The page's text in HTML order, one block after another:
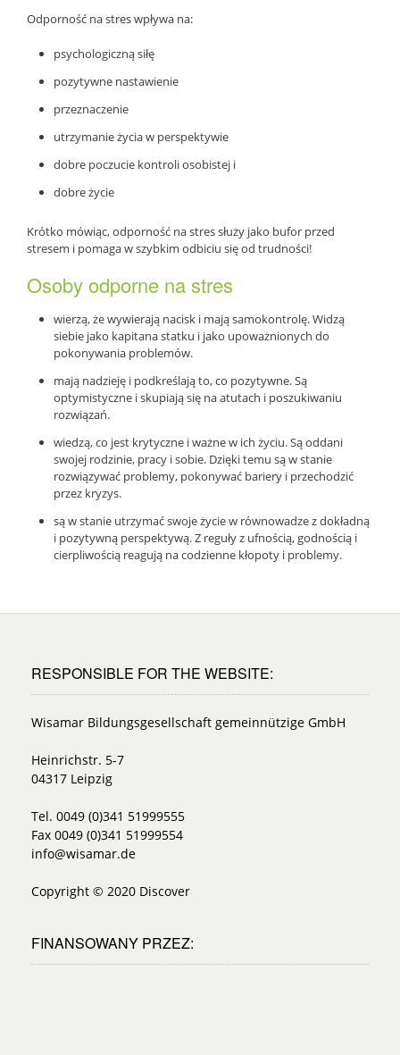
Odporność na stres wpływa na:
psychologiczną siłę
pozytywne nastawienie
przeznaczenie
utrzymanie życia w perspektywie
dobre poczucie kontroli osobistej i
dobre życie
Krótko mówiąc, odporność na stres służy jako bufor przed
stresem i pomaga w szybkim odbiciu się od trudności!
Osoby odporne na stres
wierzą, że wywierają nacisk i mają samokontrolę. Widzą
siebie jako kapitana statku i jako upoważnionych do
pokonywania problemów.
mają nadzieję i podkreślają to, co pozytywne. Są
optymistyczne i skupiają się na atutach i poszukiwaniu
rozwiązań.
wiedzą, co jest krytyczne i ważne w ich życiu. Są oddani
swojej rodzinie, pracy i sobie. Dzięki temu są w stanie
rozwiązywać problemy, pokonywać bariery i przechodzić
przez kryzys.
są w stanie utrzymać swoje życie w równowadze z dokładną
i pozytywną perspektywą. Z reguły z ufnością, godnością i
cierpliwością reagują na codzienne kłopoty i problemy.
RESPONSIBLE FOR THE WEBSITE:
Wisamar Bildungsgesellschaft gemeinnützige GmbH
Heinrichstr. 5-7
04317 Leipzig
Tel. 0049 (0)341 51999555
Fax 0049 (0)341 51999554
info@wisamar.de
Copyright © 2020 Discover
FINANSOWANY PRZEZ: